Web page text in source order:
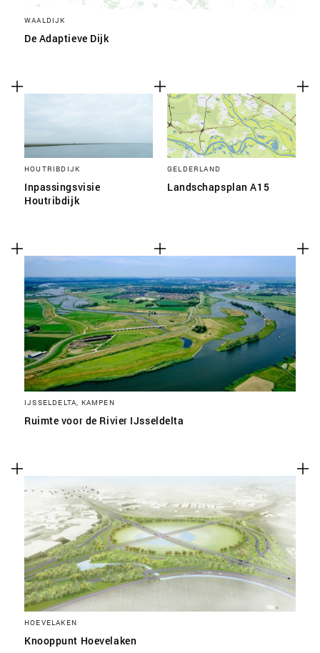
WAALDIJK
De Adaptieve Dijk
HOUTRIBDIJK
Inpassingsvisie
Houtribdijk
GELDERLAND
Landschapsplan A15
IJSSELDELTA, KAMPEN
Ruimte voor de Rivier IJsseldelta
HOEVELAKEN
Knooppunt Hoevelaken